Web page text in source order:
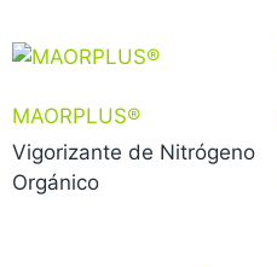
MAORPLUS®
Vigorizante de Nitrógeno
Orgánico